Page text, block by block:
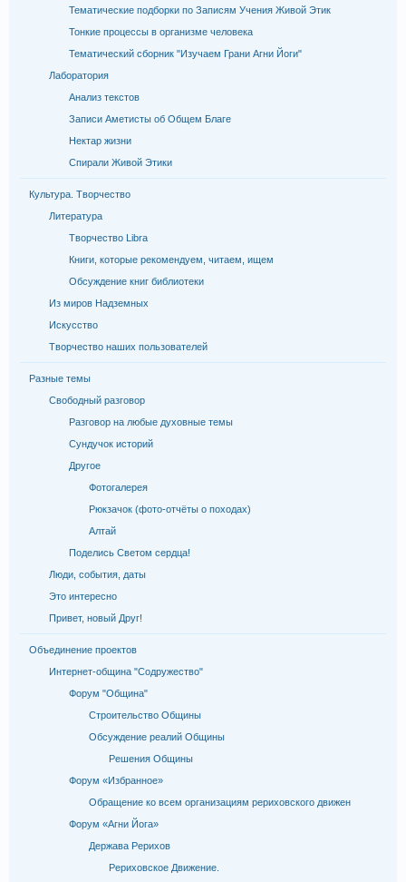
Тематические подборки по Записям Учения Живой Этик
Тонкие процессы в организме человека
Тематический сборник "Изучаем Грани Агни Йоги"
Лаборатория
Анализ текстов
Записи Аметисты об Общем Благе
Нектар жизни
Спирали Живой Этики
Культура. Творчество
Литература
Творчество Libra
Книги, которые рекомендуем, читаем, ищем
Обсуждение книг библиотеки
Из миров Надземных
Искусство
Творчество наших пользователей
Разные темы
Свободный разговор
Разговор на любые духовные темы
Сундучок историй
Другое
Фотогалерея
Рюкзачок (фото-отчёты о походах)
Алтай
Поделись Светом сердца!
Люди, события, даты
Это интересно
Привет, новый Друг!
Объединение проектов
Интернет-община "Содружество"
Форум "Община"
Строительство Общины
Обсуждение реалий Общины
Решения Общины
Форум «Избранное»
Обращение ко всем организациям рериховского движен
Форум «Агни Йога»
Держава Рерихов
Рериховское Движение.